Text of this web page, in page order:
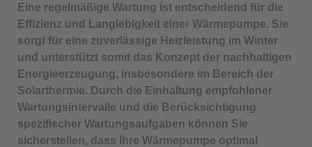
Eine regelmäßige Wartung ist entscheidend für die
Effizienz und Langlebigkeit einer Wärmepumpe. Sie
sorgt für eine zuverlässige Heizleistung im Winter
und unterstützt somit das Konzept der nachhaltigen
Energieerzeugung, insbesondere im Bereich der
Solarthermie. Durch die Einhaltung empfohlener
Wartungsintervalle und die Berücksichtigung
spezifischer Wartungsaufgaben können Sie
sicherstellen, dass Ihre Wärmepumpe optimal